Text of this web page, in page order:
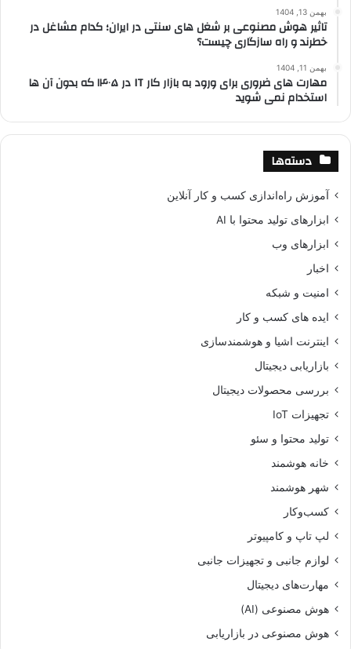
بهمن 13, 1404
تاثیر هوش مصنوعی بر شغل های سنتی در ایران؛ کدام مشاغل در
خطرند و راه سازگاری چیست؟
بهمن 11, 1404
مهارت های ضروری برای ورود به بازار کار IT در ۱۴۰۵ که بدون آن ها
استخدام نمی شوید
دسته‌ها
آموزش راه‌اندازی کسب و کار آنلاین
ابزارهای تولید محتوا با AI
ابزارهای وب
اخبار
امنیت و شبکه
ایده های کسب و کار
اینترنت اشیا و هوشمندسازی
بازاریابی دیجیتال
بررسی محصولات دیجیتال
تجهیزات IoT
تولید محتوا و سئو
خانه هوشمند
شهر هوشمند
کسب‌وکار
لپ تاپ و کامپیوتر
لوازم جانبی و تجهیزات جانبی
مهارت‌های دیجیتال
هوش مصنوعی (AI)
هوش مصنوعی در بازاریابی